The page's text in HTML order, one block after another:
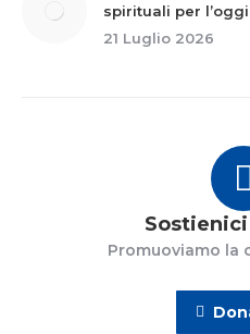
spirituali per l’oggi
21 Luglio 2026
Promuoviamo la